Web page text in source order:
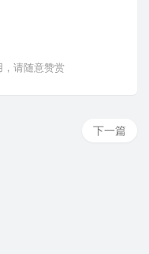
请随意赞赏
下一篇